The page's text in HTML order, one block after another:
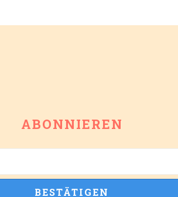
ABONNIEREN